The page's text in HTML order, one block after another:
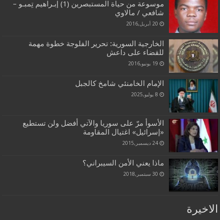
موسوعة من حياة المستبصرين (1) إبـراهيم تِمبـو –
شافعي / مالاوي
20 أبريل,2016
الخارجية السورية: تحرير الفلوجة خطوة مهمة
للقضاء على داعش
19 يونيو,2016
الإمام الخامنئي شامخ کالجبل
8 يوليو,2025
الأسوأ مرّ على سوريا والآتي أفضل ولن تستطيع
«إسرائيل» اغتيال المقاومة
24 ديسمبر,2015
ماذا يعني الأمن السيبراني؟
30 سبتمبر,2018
الاخيرة